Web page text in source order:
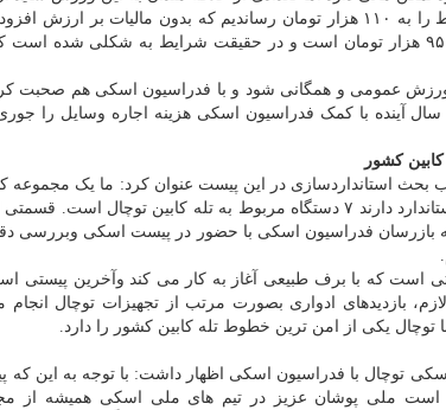
قیمت تنها سوار شدن بر تله کابین ۹۵ هزار تومان است و در حقیقت شرایط به
عمومی و همگانی شود و با فدراسیون اسکی هم صحبت کرده
سال آینده با کمک فدراسیون اسکی هزینه اجاره وسایل را
کشور
استانداردسازی در این پیست عنوان کرد: ما یک مجموعه
از بین ۱۶ دستگاهی که در کشور استاندارد دارند ۷ دستگاه مربوط به تله
فدراسیون اسکی با حضور در پیست اسکی وبررسی دقیق
است که با برف طبیعی آغاز به کار می کند وآخرین پیستی
بازدیدهای ادواری بصورت مرتب از تجهیزات توچال
یکی از امن ترین خطوط تله کابین کشور را دارد.
توچال با فدراسیون اسکی اظهار داشت: با توجه به این
است ملی پوشان عزیز در تیم های ملی اسکی همیشه از